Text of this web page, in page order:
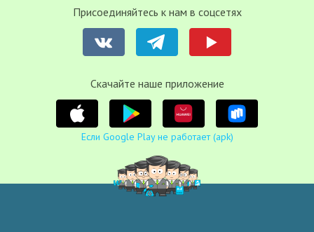
Присоединяйтесь к нам в соцсетях
Cкачайте наше приложение
Если Google Play не работает (apk)